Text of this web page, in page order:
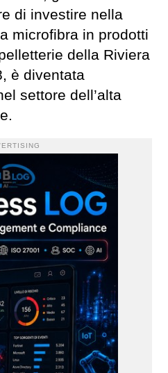
di investire nella
microfibra in prodotti
della Riviera
è diventata
settore dell’alta